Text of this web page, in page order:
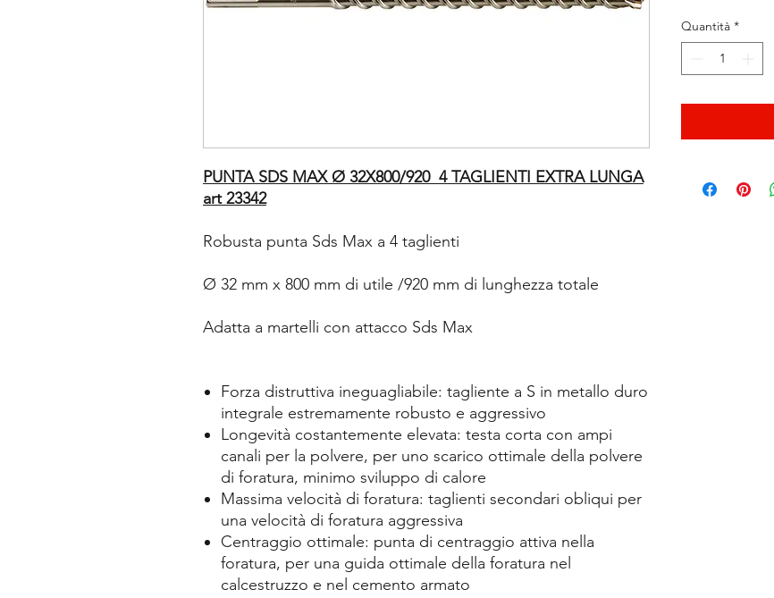
PUNTA SDS MAX Ø 32X800/920 4 TAGLIENTI EXTRA LUNGA
art 23342
Robusta punta Sds Max a 4 taglienti
Ø 32 mm x 800 mm di utile /920 mm di lunghezza totale
Adatta a martelli con attacco Sds Max
Forza distruttiva ineguagliabile: tagliente a S in metallo duro
integrale estremamente robusto e aggressivo
Longevità costantemente elevata: testa corta con ampi
canali per la polvere, per uno scarico ottimale della polvere
di foratura, minimo sviluppo di calore
Massima velocità di foratura: taglienti secondari obliqui per
una velocità di foratura aggressiva
Centraggio ottimale: punta di centraggio attiva nella
foratura, per una guida ottimale della foratura nel
calcestruzzo e nel cemento armato
Quantità *